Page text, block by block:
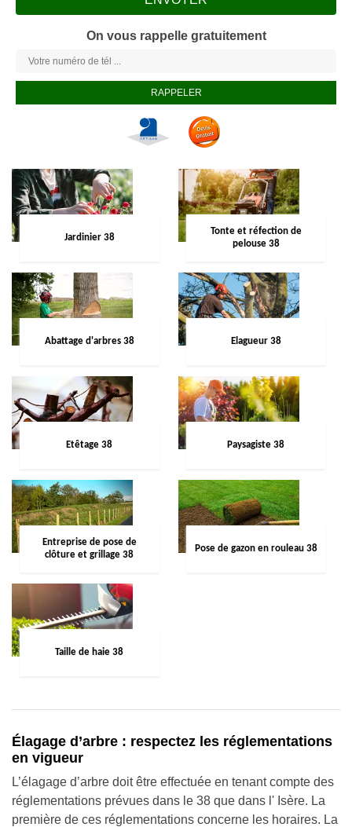
On vous rappelle gratuitement
Jardinier 38
Tonte et réfection de
pelouse 38
Abattage d'arbres 38 Elagueur 38
Etêtage 38 Paysagiste 38
Entreprise de pose de
clôture et grillage 38
Pose de gazon en rouleau 38
Taille de haie 38
Élagage d’arbre : respectez les réglementations
en vigueur
L’élagage d’arbre doit être effectuée en tenant compte des
réglementations prévues dans le 38 que dans l' Isère. La
première de ces réglementations concerne les horaires. La